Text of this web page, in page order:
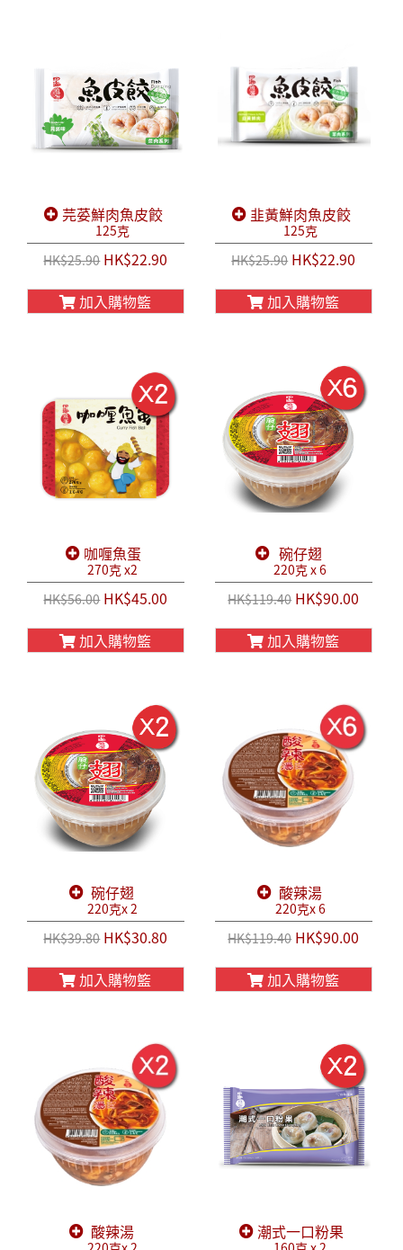
芫荽鮮肉魚皮餃
125克
HK$25.90HK$22.90
加入購物籃
韭黃鮮肉魚皮餃
125克
HK$25.90HK$22.90
加入購物籃
咖喱魚蛋
270克 x2
HK$56.00HK$45.00
加入購物籃
碗仔翅
220克 x 6
HK$119.40HK$90.00
加入購物籃
碗仔翅
220克x 2
HK$39.80HK$30.80
加入購物籃
酸辣湯
220克x 6
HK$119.40HK$90.00
加入購物籃
酸辣湯 潮式一口粉果